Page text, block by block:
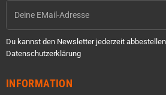
Du kannst den Newsletter jederzeit
Datenschutzerklärung
INFORMATION